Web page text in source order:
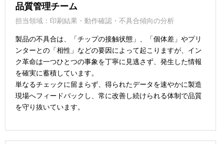
品質管理チーム
担当領域：印刷結果・動作確認・不具合傾向の分析
製品の不具合は、「チップの接触状態」、「個体差」やプリ
ンターとの「相性」などの要因によって起こりますが、イン
ク革命は一つひとつの事象を丁寧に見逃さず、発生した情報
を確実に蓄積しています。
単なるチェックに留まらず、得られたデータを速やかに製造
現場へフィードバックし、常に改善し続けられる体制で品質
を守り抜いています。